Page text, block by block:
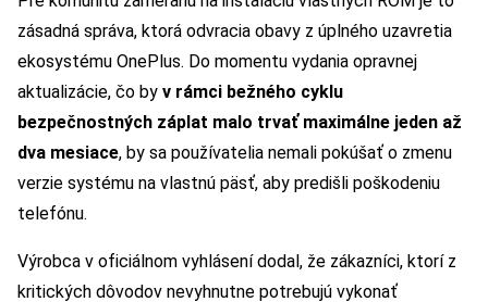
zásadná správa, ktorá odvracia obavy z úplného uzavretia
ekosystému OnePlus. Do momentu vydania opravnej
aktualizácie, čo by v rámci bežného cyklu
bezpečnostných záplat malo trvať maximálne jeden až
dva mesiace, by sa používatelia nemali pokúšať o zmenu
verzie systému na vlastnú päsť, aby predišli poškodeniu
telefónu.
Výrobca v oficiálnom vyhlásení dodal, že zákazníci, ktorí z
kritických dôvodov nevyhnutne potrebujú vykonať